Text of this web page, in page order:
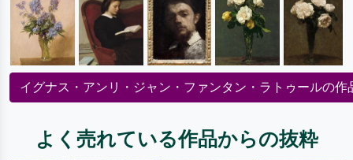
イグナス・アンリ・ジャン・ファンタン・ラトゥールの作
よく売れている作品からの抜粋